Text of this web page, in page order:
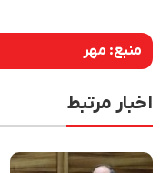
منبع: مهر
اخبار مرتبط